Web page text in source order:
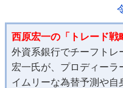
西原宏一の「トレード戦
外資系銀行でチーフトレ
宏一氏が、プロディーラ
イムリーな為替予測や